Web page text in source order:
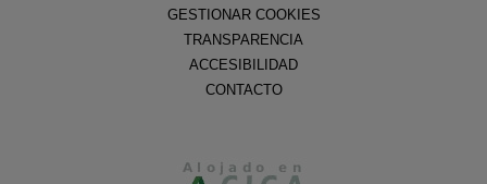
GESTIONAR COOKIES
TRANSPARENCIA
ACCESIBILIDAD
CONTACTO